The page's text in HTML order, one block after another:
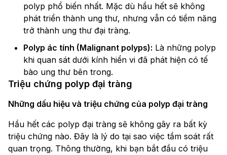
polyp phổ biến nhất. Mặc dù hầu hết sẽ không
phát triển thành ung thư, nhưng vẫn có tiềm năng
trở thành ung thư đại tràng.
Polyp ác tính (Malignant polyps): Là những polyp
khi quan sát dưới kính hiển vi đã phát hiện có tế
bào ung thư bên trong.
Triệu chứng polyp đại tràng
Những dấu hiệu và triệu chứng của polyp đại tràng
Hầu hết các polyp đại tràng sẽ không gây ra bất kỳ
triệu chứng nào. Đây là lý do tại sao việc tầm soát rất
quan trọng. Thông thường, khi bạn bắt đầu có triệu